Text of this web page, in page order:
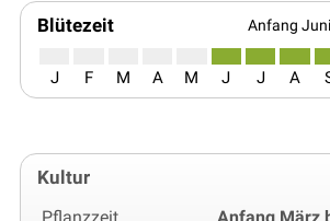
Blütezeit Anfang
J F M A M J J A
Kultur
Pflanzzeit Anfang März